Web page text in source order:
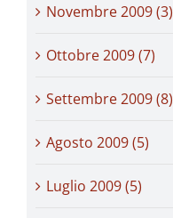
Novembre 2009 (3)
Ottobre 2009 (7)
Settembre 2009 (8)
Agosto 2009 (5)
Luglio 2009 (5)